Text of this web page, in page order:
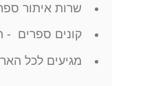
שרות איתור
קונים ספרים -
מגיעים לכל